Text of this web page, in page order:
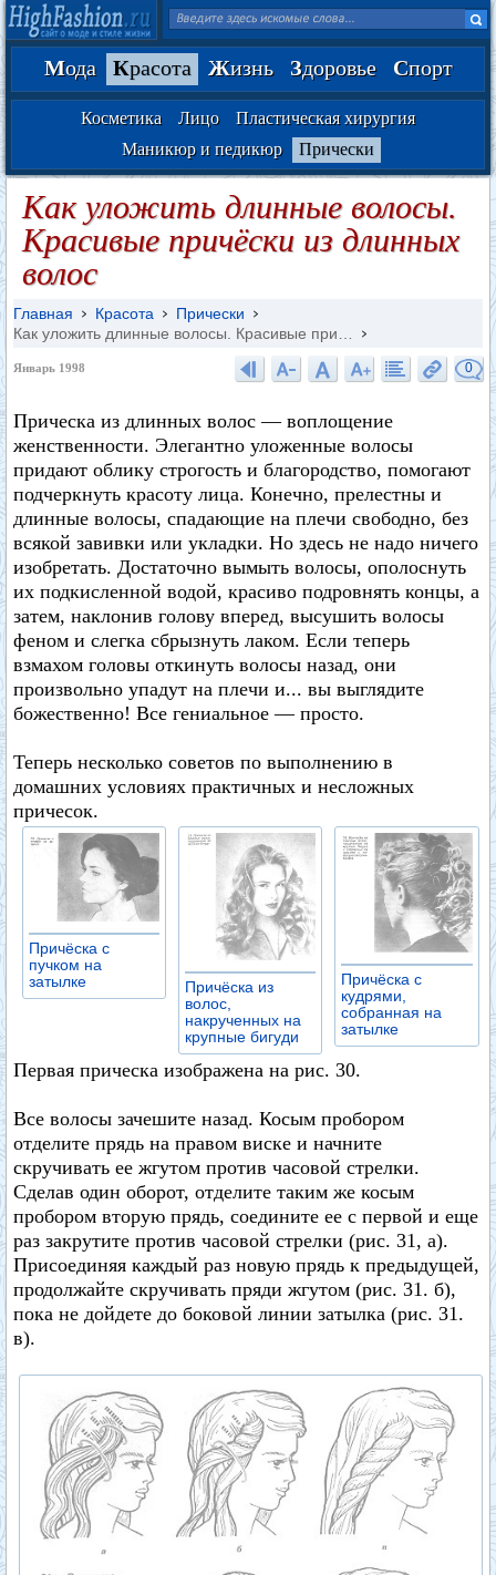
Мода Красота Жизнь Здоровье Спорт
Косметика Лицо
Пластическая хирургия
Маникюр и педикюр
Прически
Как уложить длинные волосы.
Красивые причёски из длинных
волос
Главная Красота
Прически
Как уложить длинные волосы. Красивые при…
Январь 1998 0
Прическа из длинных волос — воплощение
женственности. Элегантно уложенные волосы
придают облику строгость и благородство, помогают
подчеркнуть красоту лица. Конечно, прелестны и
длинные волосы, спадающие на плечи свободно, без
всякой завивки или укладки. Но здесь не надо ничего
изобретать. Достаточно вымыть волосы, ополоснуть
их подкисленной водой, красиво подровнять концы, а
затем, наклонив голову вперед, высушить волосы
феном и слегка сбрызнуть лаком. Если теперь
взмахом головы откинуть волосы назад, они
произвольно упадут на плечи и... вы выглядите
божественно! Все гениальное — просто.
Теперь несколько советов по выполнению в
домашних условиях практичных и несложных
причесок.
Причёска с
пучком на
затылке
Причёска из
волос,
накрученных на
крупные бигуди
Причёска с
кудрями,
собранная на
затылке
Первая прическа изображена на рис. 30.
Все волосы зачешите назад. Косым пробором
отделите прядь на правом виске и начните
скручивать ее жгутом против часовой стрелки.
Сделав один оборот, отделите таким же косым
пробором вторую прядь, соедините ее с первой и еще
раз закрутите против часовой стрелки (рис. 31, а).
Присоединяя каждый раз новую прядь к предыдущей,
продолжайте скручивать пряди жгутом (рис. 31. б),
пока не дойдете до боковой линии затылка (рис. 31.
в).